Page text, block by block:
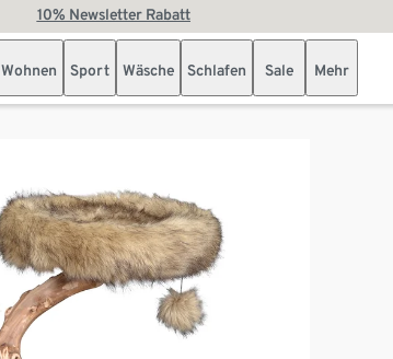
10% Newsletter Rabatt
Wohnen Sport Wäsche Schlafen Sale Mehr